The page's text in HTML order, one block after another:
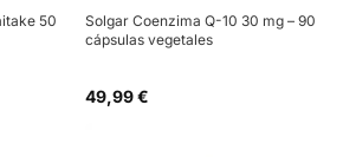
50
Solgar Coenzima Q-10 30 mg – 90
cápsulas vegetales
49,99 €